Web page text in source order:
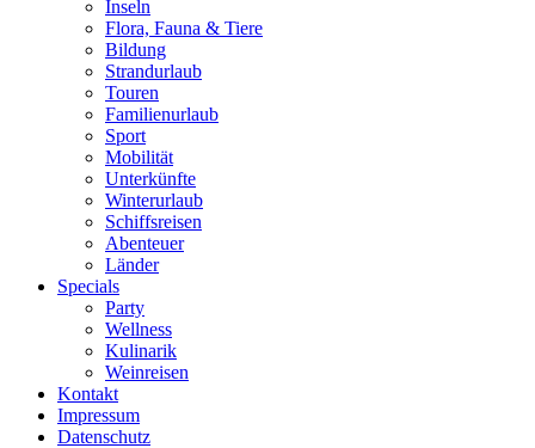
Inseln
Flora, Fauna & Tiere
Bildung
Strandurlaub
Touren
Familienurlaub
Sport
Mobilität
Unterkünfte
Winterurlaub
Schiffsreisen
Abenteuer
Länder
Specials
Party
Wellness
Kulinarik
Weinreisen
Kontakt
Impressum
Datenschutz